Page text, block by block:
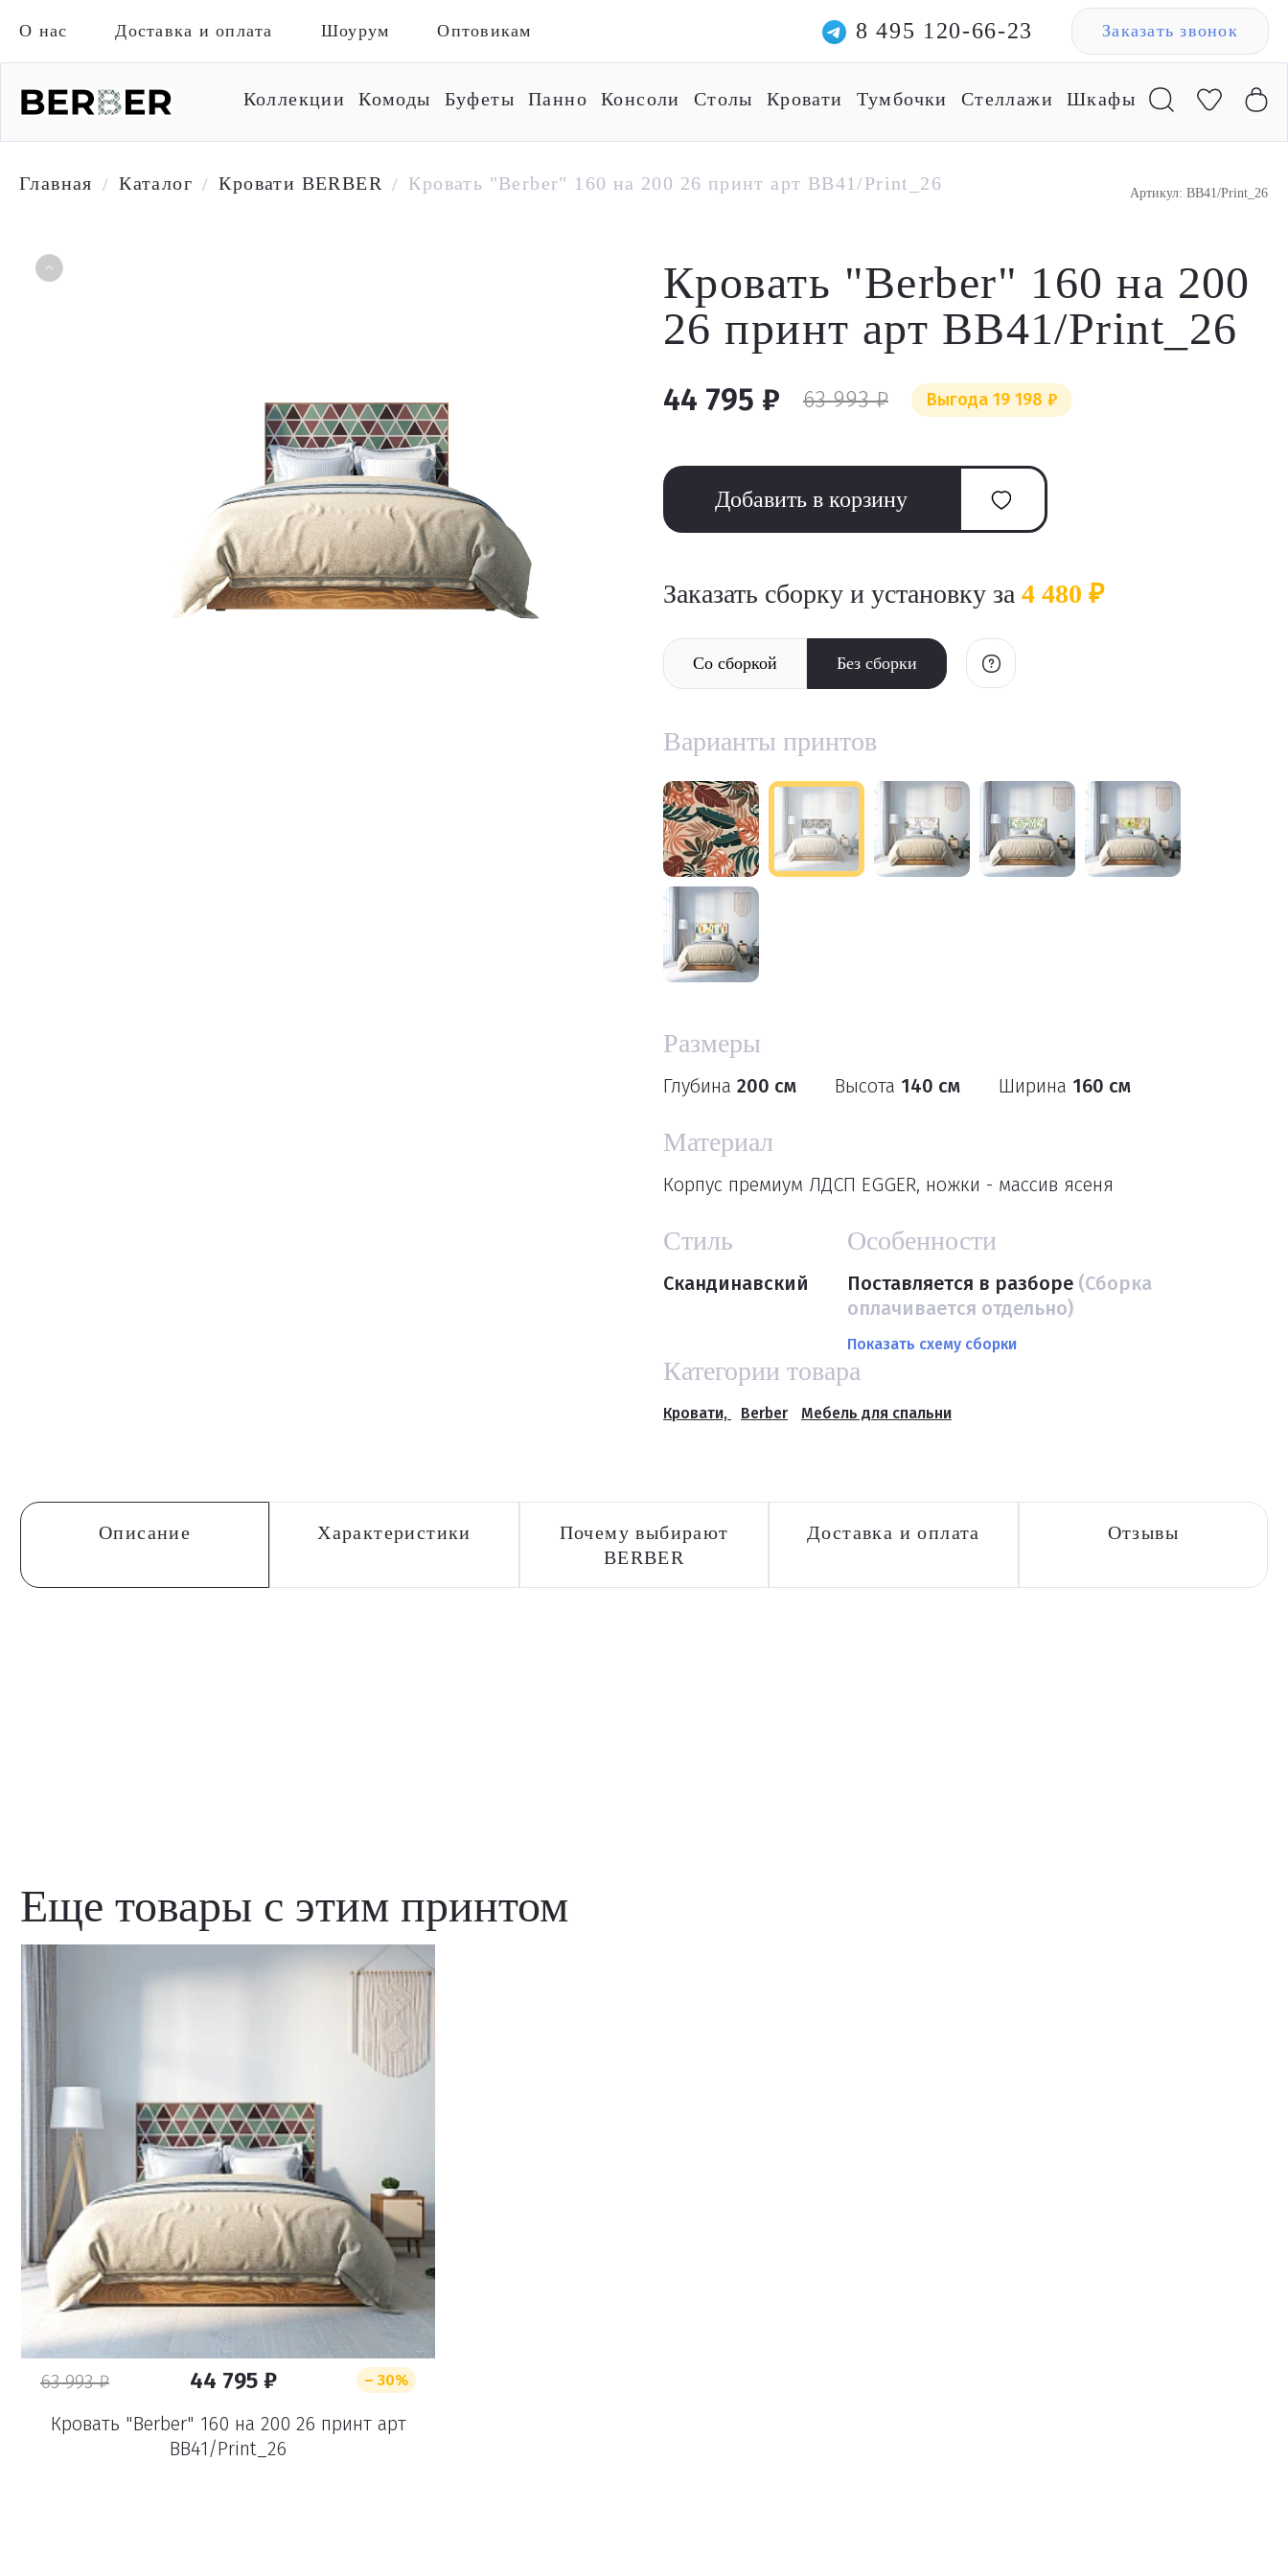
О нас Доставка и оплата Шоурум Оптовикам 8 495 120-66-23 Заказать звонок
Коллекции Комоды Буфеты Панно Консоли Столы Кровати Тумбочки Стеллажи Шкафы
Главная / Каталог / Кровати BERBER / Кровать "Berber" 160 на 200 26 принт арт BB41/Print_26
Кровать "Berber" 160 на 200
26 принт арт BB41/Print_26
Артикул: BB41/Print_26
44 795 ₽ 63 993 ₽ Выгода 19 198 ₽
Добавить в корзину
Заказать сборку и установку за 4 480 ₽
Со сборкой Без сборки
Варианты принтов
Размеры
Глубина 200 см Высота 140 см Ширина 160 см
Материал
Корпус премиум ЛДСП EGGER, ножки - массив ясеня
Стиль
Скандинавский
Особенности
Поставляется в разборе (Сборка
оплачивается отдельно)
Показать схему сборки
Категории товара
Кровати, Berber Мебель для спальни
Описание Характеристики
Почему выбирают
BERBER
Доставка и оплата Отзывы
Еще товары с этим принтом
63 993 ₽ 44 795 ₽ – 30%
Кровать "Berber" 160 на 200 26 принт арт
BB41/Print_26